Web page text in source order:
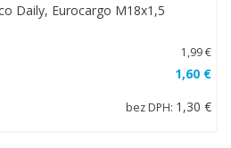
Daily, Eurocargo M18x1,5
1,99 €
1,60 €
bez DPH: 1,30 €